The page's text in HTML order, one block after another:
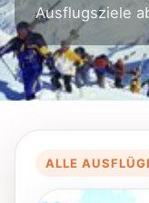
Ausflugsziele
ALLE